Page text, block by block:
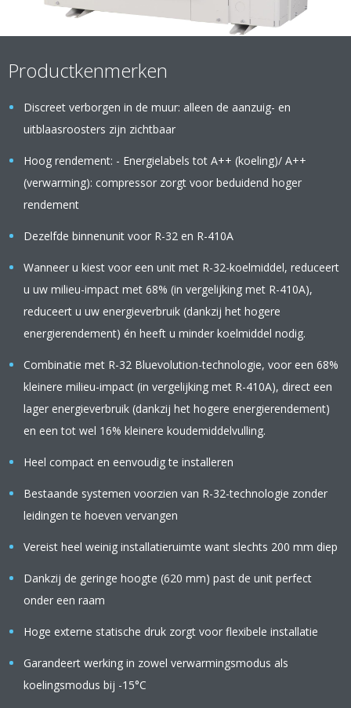
Productkenmerken
Discreet verborgen in de muur: alleen de aanzuig- en
uitblaasroosters zijn zichtbaar
Hoog rendement: - Energielabels tot A++ (koeling)/ A++
(verwarming): compressor zorgt voor beduidend hoger
rendement
Dezelfde binnenunit voor R-32 en R-410A
Wanneer u kiest voor een unit met R-32-koelmiddel, reduceert
u uw milieu-impact met 68% (in vergelijking met R-410A),
reduceert u uw energieverbruik (dankzij het hogere
energierendement) én heeft u minder koelmiddel nodig.
Combinatie met R-32 Bluevolution-technologie, voor een 68%
kleinere milieu-impact (in vergelijking met R-410A), direct een
lager energieverbruik (dankzij het hogere energierendement)
en een tot wel 16% kleinere koudemiddelvulling.
Heel compact en eenvoudig te installeren
Bestaande systemen voorzien van R-32-technologie zonder
leidingen te hoeven vervangen
Vereist heel weinig installatieruimte want slechts 200 mm diep
Dankzij de geringe hoogte (620 mm) past de unit perfect
onder een raam
Hoge externe statische druk zorgt voor flexibele installatie
Garandeert werking in zowel verwarmingsmodus als
koelingsmodus bij -15°C